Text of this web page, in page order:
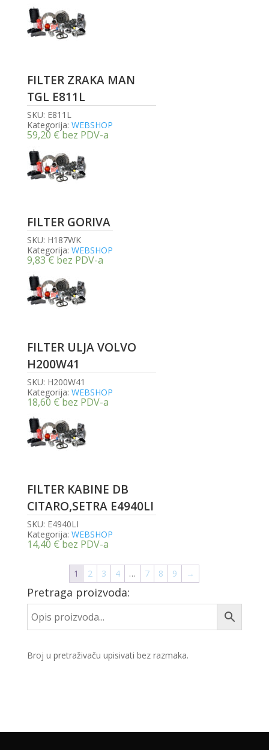
FILTER ZRAKA MAN
TGL E811L
SKU: E811L
Kategorija: WEBSHOP
59,20 €bez PDV-a
FILTER GORIVA
SKU: H187WK
Kategorija: WEBSHOP
9,83€ bez PDV-a
FILTER ULJA VOLVO
H200W41
SKU: H200W41
Kategorija: WEBSHOP
18,60 €bez PDV-a
FILTER KABINE DB
CITARO,SETRA E4940LI
SKU: E4940LI
Kategorija: WEBSHOP
14,40 €bez PDV-a
1 2 3 4 … 7 8 9 →
Pretraga proizvoda:
Broj u pretraživaču upisivati bez razmaka.